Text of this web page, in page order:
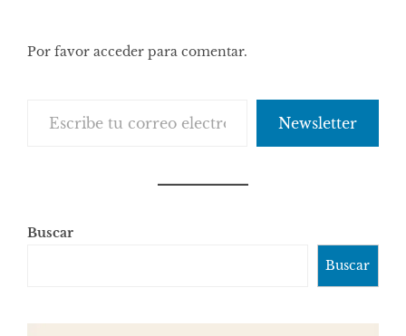
Por favor acceder para comentar.
Newsletter
Buscar
Buscar